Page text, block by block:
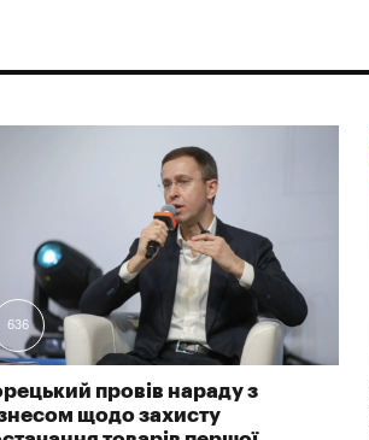
636
провів нараду з
щодо захисту